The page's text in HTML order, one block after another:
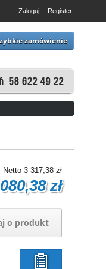
Zaloguj Register:
zamówienie
Netto 3 317,38 zł
zł
o produkt